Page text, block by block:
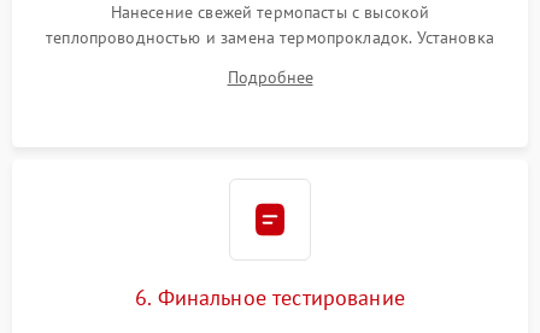
Нанесение свежей термопасты с высокой
теплопроводностью и замена термопрокладок. Установка
шлейфов, модулей памяти и накопителей. Предварительная
Подробнее
6. Финальное тестирование